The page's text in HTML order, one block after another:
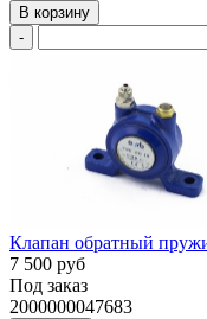
В корзину
-
Клапан обратный
7 500 руб
Под заказ
2000000047683